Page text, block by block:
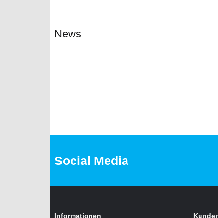
News
Social Media
Informationen